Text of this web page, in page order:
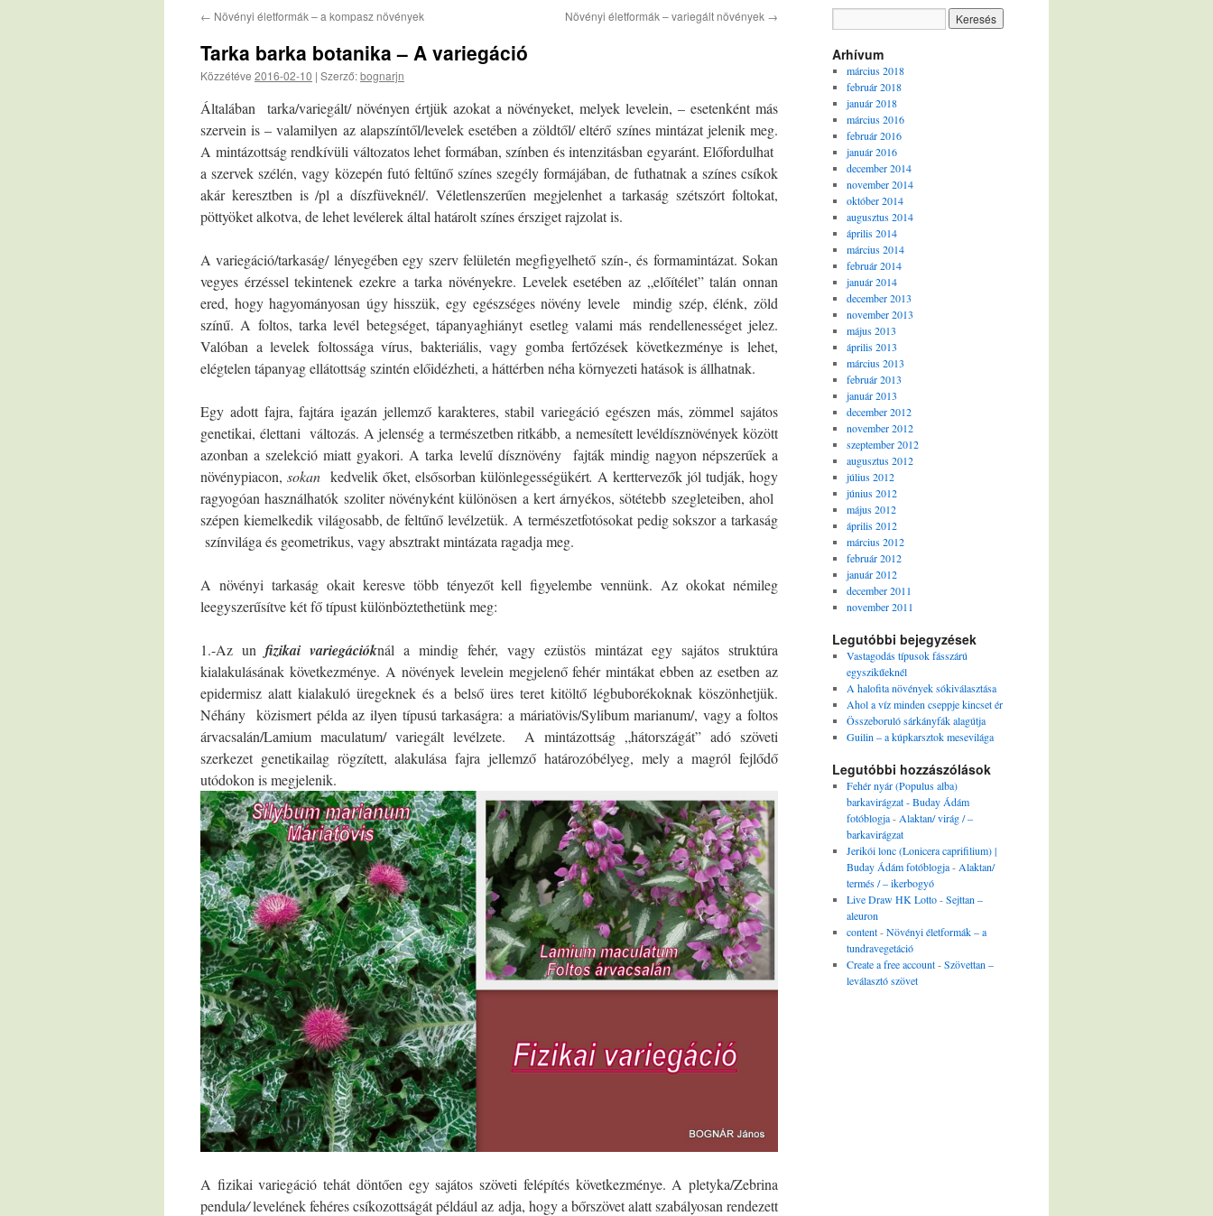
← Növényi életformák – a kompasz növények Növényi életformák – variegált növények →
Tarka barka botanika – A variegáció
Közzétéve 2016-02-10 | Szerző:bognarjn
Általában tarka/variegált/ növényen értjük azokat a növényeket, melyek levelein, – esetenként más
szervein is – valamilyen az alapszíntől/levelek esetében a zöldtől/ eltérő színes mintázat jelenik meg.
A mintázottság rendkívüli változatos lehet formában, színben és intenzitásban egyaránt. Előfordulhat
a szervek szélén, vagy közepén futó feltűnő színes szegély formájában, de futhatnak a színes csíkok
akár keresztben is /pl a díszfüveknél/. Véletlenszerűen megjelenhet a tarkaság szétszórt foltokat,
pöttyöket alkotva, de lehet levélerek által határolt színes érsziget rajzolat is.
A variegáció/tarkaság/ lényegében egy szerv felületén megfigyelhető szín-, és formamintázat. Sokan
vegyes érzéssel tekintenek ezekre a tarka növényekre. Levelek esetében az „előítélet” talán onnan
ered, hogy hagyományosan úgy hisszük, egy egészséges növény levele mindig szép, élénk, zöld
színű. A foltos, tarka levél betegséget, tápanyaghiányt esetleg valami más rendellenességet jelez.
Valóban a levelek foltossága vírus, bakteriális, vagy gomba fertőzések következménye is lehet,
elégtelen tápanyag ellátottság szintén előidézheti, a háttérben néha környezeti hatások is állhatnak.
Egy adott fajra, fajtára igazán jellemző karakteres, stabil variegáció egészen más, zömmel sajátos
genetikai, élettani változás. A jelenség a természetben ritkább, a nemesített levéldísznövények között
azonban a szelekció miatt gyakori. A tarka levelű dísznövény fajták mindig nagyon népszerűek a
növénypiacon, sokan kedvelik őket, elsősorban különlegességükért. A kerttervezők jól tudják, hogy
ragyogóan használhatók szoliter növényként különösen a kert árnyékos, sötétebb szegleteiben, ahol
szépen kiemelkedik világosabb, de feltűnő levélzetük. A természetfotósokat pedig sokszor a tarkaság
színvilága és geometrikus, vagy absztrakt mintázata ragadja meg.
A növényi tarkaság okait keresve több tényezőt kell figyelembe vennünk. Az okokat némileg
leegyszerűsítve két fő típust különböztethetünk meg:
1.-Az un fizikai variegációknál a mindig fehér, vagy ezüstös mintázat egy sajátos struktúra
kialakulásának következménye. A növények levelein megjelenő fehér mintákat ebben az esetben az
epidermisz alatt kialakuló üregeknek és a belső üres teret kitöltő légbuborékoknak köszönhetjük.
Néhány közismert példa az ilyen típusú tarkaságra: a máriatövis/Sylibum marianum/, vagy a foltos
árvacsalán/Lamium maculatum/ variegált levélzete. A mintázottság „hátországát” adó szöveti
szerkezet genetikailag rögzített, alakulása fajra jellemző határozóbélyeg, mely a magról fejlődő
utódokon is megjelenik.
A fizikai variegáció tehát döntően egy sajátos szöveti felépítés következménye. A pletyka/Zebrina
pendula/levelének fehéres csíkozottságát például az adja, hogy a bőrszövet alatt szabályosan rendezett
Arhívum
március 2018
február 2018
január 2018
március 2016
február 2016
január 2016
december 2014
november 2014
október 2014
augusztus 2014
április 2014
március 2014
február 2014
január 2014
december 2013
november 2013
május 2013
április 2013
március 2013
február 2013
január 2013
december 2012
november 2012
szeptember 2012
augusztus 2012
július 2012
június 2012
május 2012
április 2012
március 2012
február 2012
január 2012
december 2011
november 2011
Legutóbbi bejegyzések
Vastagodás típusok fásszárú
egyszikűeknél
A halofita növények sókiválasztása
Ahol a víz minden cseppje kincset ér
Összeboruló sárkányfák alagútja
Guilin – a kúpkarsztok mesevilága
Legutóbbi hozzászólások
Fehér nyár (Populus alba)
barkavirágzat - Buday Ádám
fotóblogja- Alaktan/ virág / –
barkavirágzat
Jerikói lonc (Lonicera caprifilium) |
Buday Ádám fotóblogja- Alaktan/
termés / – ikerbogyó
Live Draw HK Lotto-Sejttan –
aleuron
content-Növényi életformák – a
tundravegetáció
Create a free account-Szövettan –
leválasztó szövet